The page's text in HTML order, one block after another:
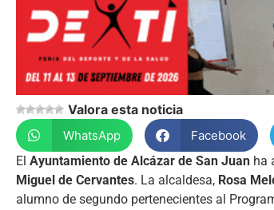
Valora esta noticia
WhatsApp Facebook
El Ayuntamiento de Alcázar de San Juan ha
Miguel de Cervantes. La alcaldesa, Rosa
alumno de segundo pertenecientes al